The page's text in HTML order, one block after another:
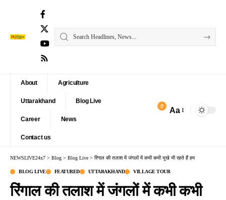
About Agriculture
Uttarakhand Blog Live
Career News
Contact us
8 Aa
NEWSLIVE24x7 > Blog > Blog Live > रिंगाल की तलाश में जंगलों में कभी कभी भूखे भी रहते हैं हम
BLOG LIVE FEATURED UTTARAKHAND VILLAGE TOUR
रिंगाल की तलाश में जंगलों में कभी कभी